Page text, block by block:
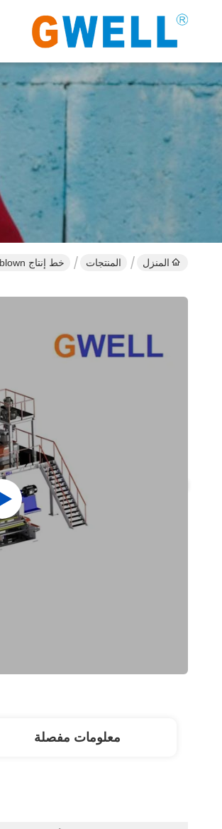
المنزل المنتجات خط إنتاج Meltblown غير المنسوج
معلومات مفصلة